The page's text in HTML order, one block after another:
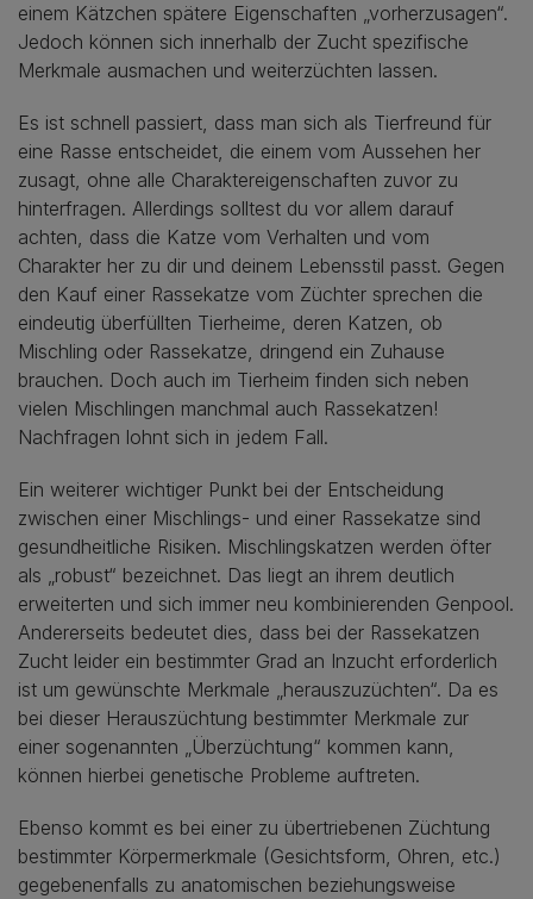
einem Kätzchen spätere Eigenschaften „vorherzusagen“.
Jedoch können sich innerhalb der Zucht spezifische
Merkmale ausmachen und weiterzüchten lassen.
Es ist schnell passiert, dass man sich als Tierfreund für
eine Rasse entscheidet, die einem vom Aussehen her
zusagt, ohne alle Charaktereigenschaften zuvor zu
hinterfragen. Allerdings solltest du vor allem darauf
achten, dass die Katze vom Verhalten und vom
Charakter her zu dir und deinem Lebensstil passt. Gegen
den Kauf einer Rassekatze vom Züchter sprechen die
eindeutig überfüllten Tierheime, deren Katzen, ob
Mischling oder Rassekatze, dringend ein Zuhause
brauchen. Doch auch im Tierheim finden sich neben
vielen Mischlingen manchmal auch Rassekatzen!
Nachfragen lohnt sich in jedem Fall.
Ein weiterer wichtiger Punkt bei der Entscheidung
zwischen einer Mischlings- und einer Rassekatze sind
gesundheitliche Risiken. Mischlingskatzen werden öfter
als „robust“ bezeichnet. Das liegt an ihrem deutlich
erweiterten und sich immer neu kombinierenden Genpool.
Andererseits bedeutet dies, dass bei der Rassekatzen
Zucht leider ein bestimmter Grad an Inzucht erforderlich
ist um gewünschte Merkmale „herauszuzüchten“. Da es
bei dieser Herauszüchtung bestimmter Merkmale zur
einer sogenannten „Überzüchtung“ kommen kann,
können hierbei genetische Probleme auftreten.
Ebenso kommt es bei einer zu übertriebenen Züchtung
bestimmter Körpermerkmale (Gesichtsform, Ohren, etc.)
gegebenenfalls zu anatomischen beziehungsweise